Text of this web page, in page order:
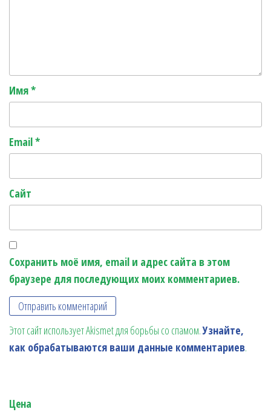
Имя*
Email*
Сайт
Сохранить моё имя, email и адрес сайта в этом
браузере для последующих моих комментариев.
Этот сайт использует Akismet для борьбы со спамом.Узнайте,
как обрабатываются ваши данные комментариев.
Цена